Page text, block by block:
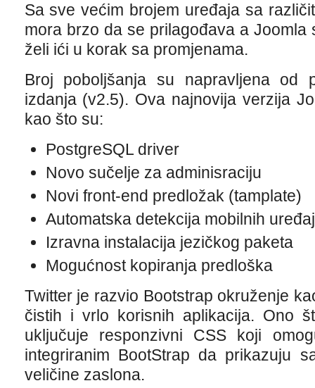
Sa sve većim brojem uređaja sa
mora brzo da se prilagođava a Joomla
želi ići u korak sa promjenama.
Broj poboljšanja su napravljena od
izdanja (v2.5). Ova najnovija verzija
kao što su:
PostgreSQL driver
Novo sučelje za adminisraciju
Novi front-end predložak (tamplate)
Automatska detekcija mobilnih
Izravna instalacija jezičkog paketa
Mogućnost kopiranja predloška
Twitter je razvio Bootstrap okruženje
čistih i vrlo korisnih aplikacija. Ono
uključuje responzivni CSS koji
integriranim BootStrap da prikazuju
veličine zaslona.